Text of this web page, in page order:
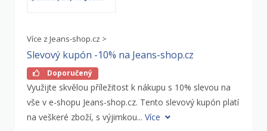
Více z Jeans-shop.cz >
Slevový kupón -10% na Jeans-shop.cz
Doporučený
Využijte skvělou příležitost k nákupu s 10% slevou na
vše v e-shopu Jeans-shop.cz. Tento slevový kupón platí
na veškeré zboží, s výjimkou... Více